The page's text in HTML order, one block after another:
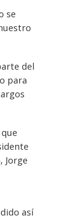
se
del
para
Jorge
así